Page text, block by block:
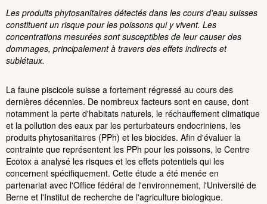
Les produits phytosanitaires détectés dans les cours d'eau suisses
constituent un risque pour les poissons qui y vivent. Les
concentrations mesurées sont susceptibles de leur causer des
dommages, principalement à travers des effets indirects et
sublétaux.
La faune piscicole suisse a fortement régressé au cours des
dernières décennies. De nombreux facteurs sont en cause, dont
notamment la perte d'habitats naturels, le réchauffement climatique
et la pollution des eaux par les perturbateurs endocriniens, les
produits phytosanitaires (PPh) et les biocides. Afin d'évaluer la
contrainte que représentent les PPh pour les poissons, le Centre
Ecotox a analysé les risques et les effets potentiels qui les
concernent spécifiquement. Cette étude a été menée en
partenariat avec l'Office fédéral de l'environnement, l'Université de
Berne et l'Institut de recherche de l'agriculture biologique.